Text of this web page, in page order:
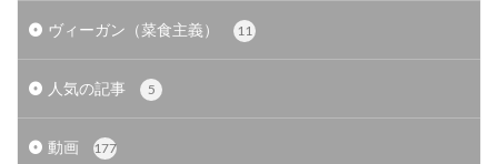
ヴィーガン（菜食主義） 11
人気の記事 5
動画 177